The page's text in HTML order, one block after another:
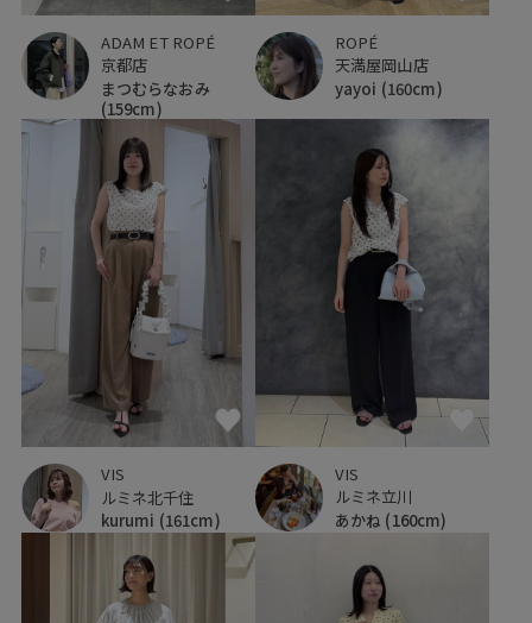
ADAM ET ROPÉ
京都店
まつむらなおみ
(159cm)
ROPÉ
天満屋岡山店
yayoi (160cm)
VIS
ルミネ北千住
kurumi (161cm)
VIS
ルミネ立川
あかね (160cm)